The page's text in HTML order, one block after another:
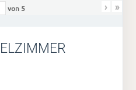
von 5 › »